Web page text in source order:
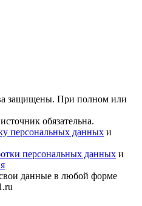
защищены. При полном или
обязательна.
персональных данных и
персональных данных и
свои данные в любой форме